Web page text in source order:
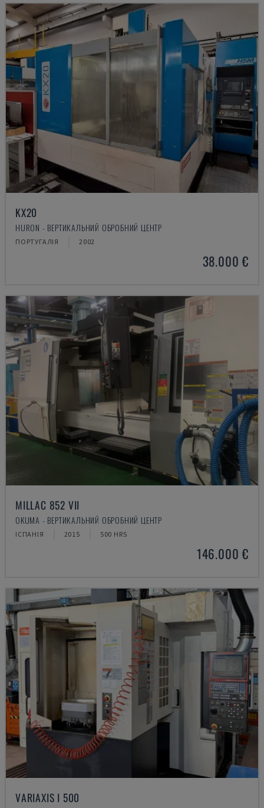
KX20
HURON - ВЕРТИКАЛЬНИЙ ОБРОБНИЙ ЦЕНТР
ПОРТУГАЛІЯ 2002
38.000 €
MILLAC 852 VII
OKUMA - ВЕРТИКАЛЬНИЙ ОБРОБНИЙ ЦЕНТР
ІСПАНІЯ 2015 500 HRS
146.000 €
VARIAXIS I 500